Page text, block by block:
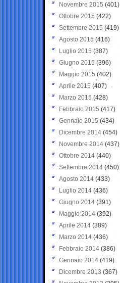
Novembre 2015 (401)
Ottobre 2015 (422)
Settembre 2015 (419)
Agosto 2015 (416)
Luglio 2015 (387)
Giugno 2015 (396)
Maggio 2015 (402)
Aprile 2015 (407)
Marzo 2015 (428)
Febbraio 2015 (417)
Gennaio 2015 (434)
Dicembre 2014 (454)
Novembre 2014 (437)
Ottobre 2014 (440)
Settembre 2014 (450)
Agosto 2014 (433)
Luglio 2014 (436)
Giugno 2014 (391)
Maggio 2014 (392)
Aprile 2014 (389)
Marzo 2014 (436)
Febbraio 2014 (386)
Gennaio 2014 (419)
Dicembre 2013 (367)